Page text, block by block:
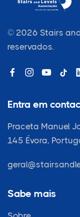
© 2026 Stairs
reservados.
Entra em
Praceta Manuel
145 Évora,
Sabe mais